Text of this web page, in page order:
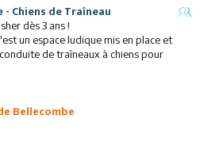
Chiens de Traîneau
dès 3 ans !
un espace ludique mis en place et
de traîneaux à chiens pour
Bellecombe